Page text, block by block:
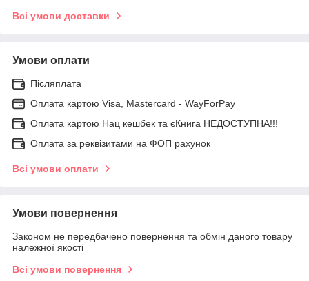
Всі умови доставки
Умови оплати
Післяплата
Оплата картою Visa, Mastercard - WayForPay
Оплата картою Нац кешбек та єКнига НЕДОСТУПНА!!!
Оплата за реквізитами на ФОП рахунок
Всі умови оплати
Умови повернення
Законом не передбачено повернення та обмін даного товару
належної якості
Всі умови повернення